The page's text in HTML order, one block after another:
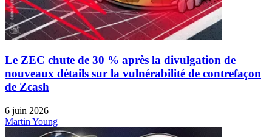
Le ZEC chute de 30 % après la divulgation de
nouveaux détails sur la vulnérabilité de contrefaçon
de Zcash
6 juin 2026
Martin Young